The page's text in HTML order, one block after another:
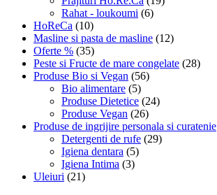
Rahat - loukoumi (6)
HoReCa (10)
Masline si pasta de masline (12)
Oferte % (35)
Peste si Fructe de mare congelate (28)
Produse Bio si Vegan (56)
Bio alimentare (5)
Produse Dietetice (24)
Produse Vegan (26)
Produse de ingrijire personala si curatenie
Detergenti de rufe (29)
Igiena dentara (5)
Igiena Intima (3)
Uleiuri (21)